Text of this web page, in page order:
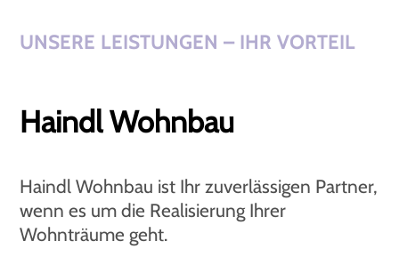
UNSERE LEISTUNGEN – IHR VORTEIL
Haindl Wohnbau
Haindl Wohnbau ist Ihr zuverlässigen Partner,
wenn es um die Realisierung Ihrer
Wohnträume geht.